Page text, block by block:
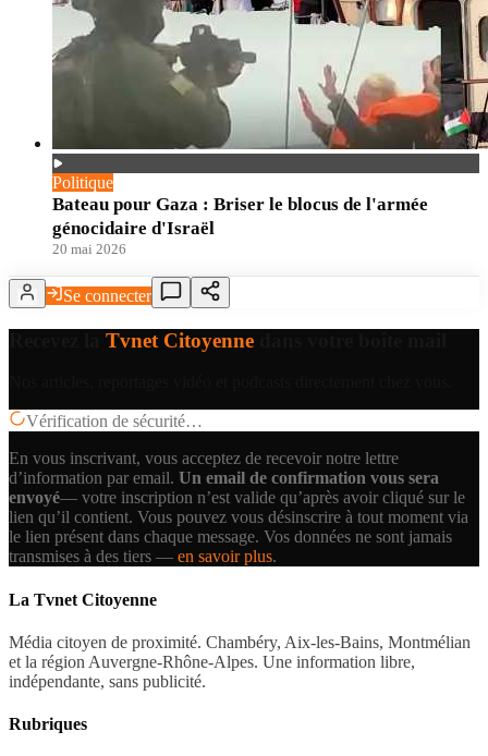
Politique
Bateau pour Gaza : Briser le blocus de l'armée
génocidaire d'Israël
20 mai 2026
Se connecter
Tvnet Citoyenne
Vérification de sécurité…
En vous inscrivant, vous acceptez de recevoir notre lettre
d’information par email. Un email de confirmation vous sera
envoyé— votre inscription n’est valide qu’après avoir cliqué sur le
lien qu’il contient. Vous pouvez vous désinscrire à tout moment via
le lien présent dans chaque message. Vos données ne sont jamais
transmises à des tiers — en savoir plus.
La Tvnet Citoyenne
Média citoyen de proximité. Chambéry, Aix-les-Bains, Montmélian
et la région Auvergne-Rhône-Alpes. Une information libre,
indépendante, sans publicité.
Rubriques